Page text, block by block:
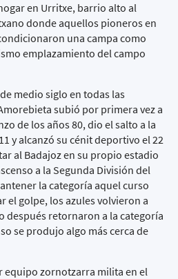
en Urritxe, barrio alto al
donde aquellos pioneros en
una campa como
emplazamiento del campo
medio siglo en todas las
subió por primera vez a
de los años 80, dio el salto a la
y alcanzó su cénit deportivo el 22
al Badajoz en su propio estadio
a la Segunda División del
la categoría aquel curso
el golpe, los azules volvieron a
después retornaron a la categoría
se produjo algo más cerca de
equipo zornotzarra milita en el